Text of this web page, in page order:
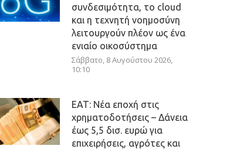
συνδεσιμότητα, το cloud
και η τεχνητή νοημοσύνη
λειτουργούν πλέον ως ένα
ενιαίο οικοσύστημα
Σάββατο, 8 Αυγούστου 2026,
10:10
ΕΑΤ: Νέα εποχή στις
χρηματοδοτήσεις – Δάνεια
έως 5,5 δισ. ευρώ για
επιχειρήσεις, αγρότες και